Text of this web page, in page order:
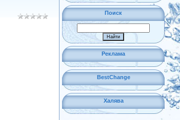
Поиск
Реклама
BestChange
Халява